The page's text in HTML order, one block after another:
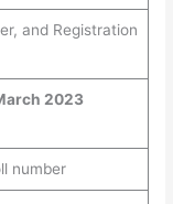
and Registration
2023
number